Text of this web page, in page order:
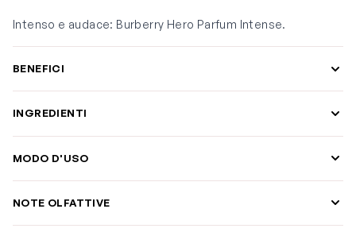
Intenso e audace: Burberry Hero Parfum Intense.
BENEFICI
INGREDIENTI
MODO D'USO
NOTE OLFATTIVE